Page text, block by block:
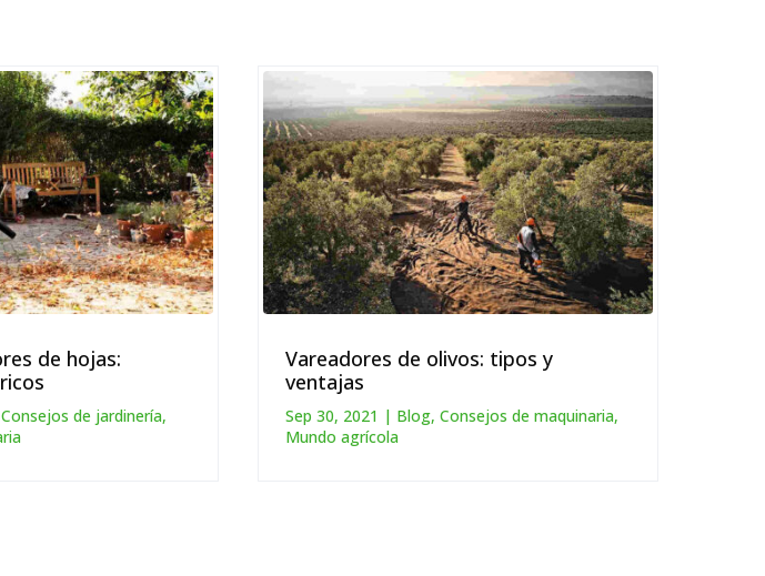
de hojas:
Consejos de jardinería,
Vareadores de olivos: tipos y
ventajas
Sep 30, 2021 | Blog, Consejos de maquinaria,
Mundo agrícola